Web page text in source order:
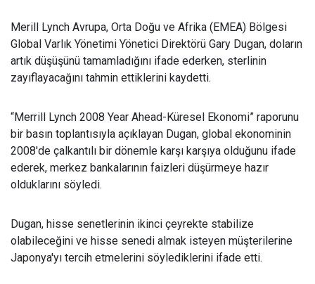
Merill Lynch Avrupa, Orta Doğu ve Afrika (EMEA) Bölgesi
Global Varlık Yönetimi Yönetici Direktörü Gary Dugan, doların
artık düşüşünü tamamladığını ifade ederken, sterlinin
zayıflayacağını tahmin ettiklerini kaydetti.
“Merrill Lynch 2008 Year Ahead-Küresel Ekonomi” raporunu
bir basın toplantısıyla açıklayan Dugan, global ekonominin
2008'de çalkantılı bir dönemle karşı karşıya olduğunu ifade
ederek, merkez bankalarının faizleri düşürmeye hazır
olduklarını söyledi.
Dugan, hisse senetlerinin ikinci çeyrekte stabilize
olabileceğini ve hisse senedi almak isteyen müşterilerine
Japonya'yı tercih etmelerini söylediklerini ifade etti.